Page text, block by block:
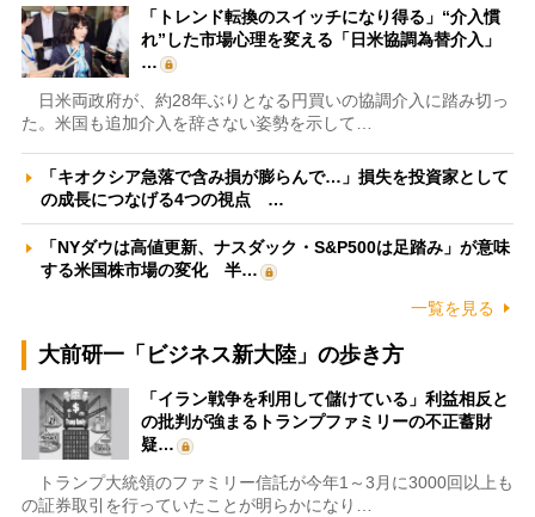
「トレンド転換のスイッチになり得る」“介入慣
れ”した市場心理を変える「日米協調為替介入」
…
日米両政府が、約28年ぶりとなる円買いの協調介入に踏み切っ
た。米国も追加介入を辞さない姿勢を示して…
「キオクシア急落で含み損が膨らんで…」損失を投資家として
の成長につなげる4つの視点 …
「NYダウは高値更新、ナスダック・S&P500は足踏み」が意味
する米国株市場の変化 半…
一覧を見る
大前研一「ビジネス新大陸」の歩き方
「イラン戦争を利用して儲けている」利益相反と
の批判が強まるトランプファミリーの不正蓄財
疑…
トランプ大統領のファミリー信託が今年1～3月に3000回以上も
の証券取引を行っていたことが明らかになり…